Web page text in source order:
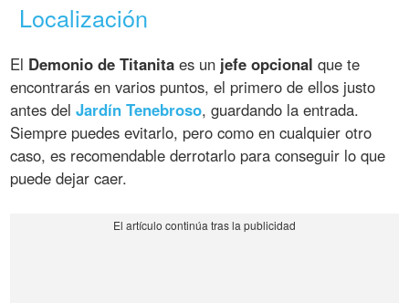
Localización
El Demonio de Titanita es un jefe opcional que te
encontrarás en varios puntos, el primero de ellos justo
antes delJardín Tenebroso, guardando la entrada.
Siempre puedes evitarlo, pero como en cualquier otro
caso, es recomendable derrotarlo para conseguir lo que
puede dejar caer.